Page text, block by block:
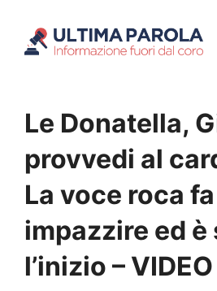
Le Donatella,
provvedi al
La voce roca fa
impazzire ed è
l’inizio – VIDEO